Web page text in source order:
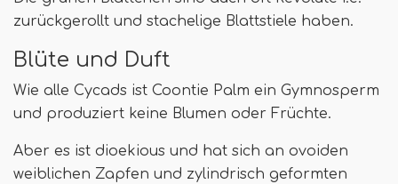
zurückgerollt und stachelige Blattstiele haben.
Blüte und Duft
Wie alle Cycads ist Coontie Palm ein Gymnosperm
und produziert keine Blumen oder Früchte.
Aber es ist dioekious und hat sich an ovoiden
weiblichen Zapfen und zylindrisch geformten